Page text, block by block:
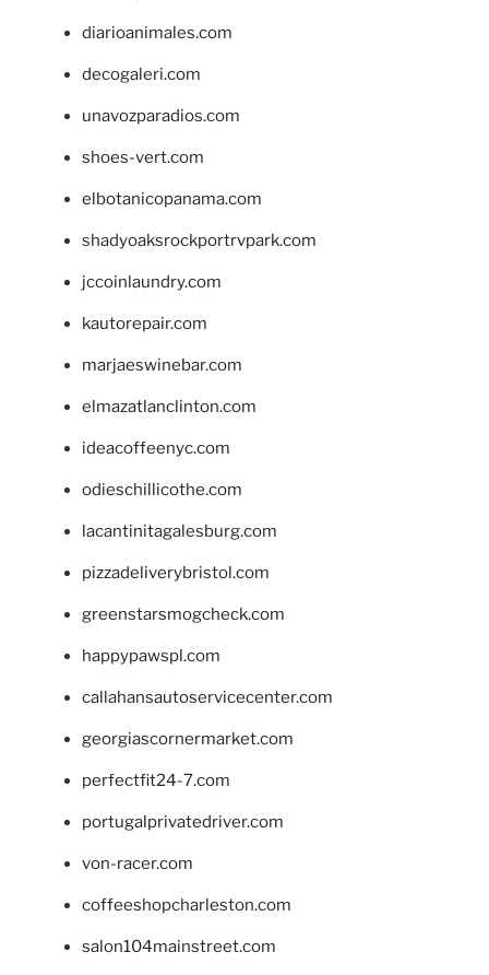
diarioanimales.com
decogaleri.com
unavozparadios.com
shoes-vert.com
elbotanicopanama.com
shadyoaksrockportrvpark.com
jccoinlaundry.com
kautorepair.com
marjaeswinebar.com
elmazatlanclinton.com
ideacoffeenyc.com
odieschillicothe.com
lacantinitagalesburg.com
pizzadeliverybristol.com
greenstarsmogcheck.com
happypawspl.com
callahansautoservicecenter.com
georgiascornermarket.com
perfectfit24-7.com
portugalprivatedriver.com
von-racer.com
coffeeshopcharleston.com
salon104mainstreet.com